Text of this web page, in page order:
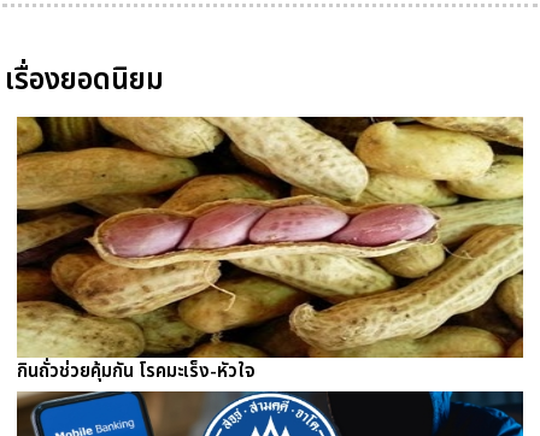
เรื่องยอดนิยม
กินถั่วช่วยคุ้มกัน โรคมะเร็ง-หัวใจ